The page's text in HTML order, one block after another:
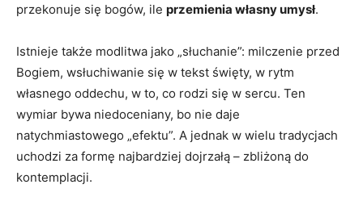
przekonuje się bogów, ile przemienia własny umysł.
Istnieje także modlitwa jako „słuchanie”: milczenie przed
Bogiem, wsłuchiwanie się w tekst święty, w rytm
własnego oddechu, w to, co rodzi się w sercu. Ten
wymiar bywa niedoceniany, bo nie daje
natychmiastowego „efektu”. A jednak w wielu tradycjach
uchodzi za formę najbardziej dojrzałą – zbliżoną do
kontemplacji.